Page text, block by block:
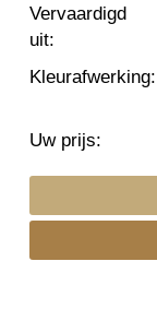
Vervaardigd
uit:
Kleurafwerking:
Uw prijs: